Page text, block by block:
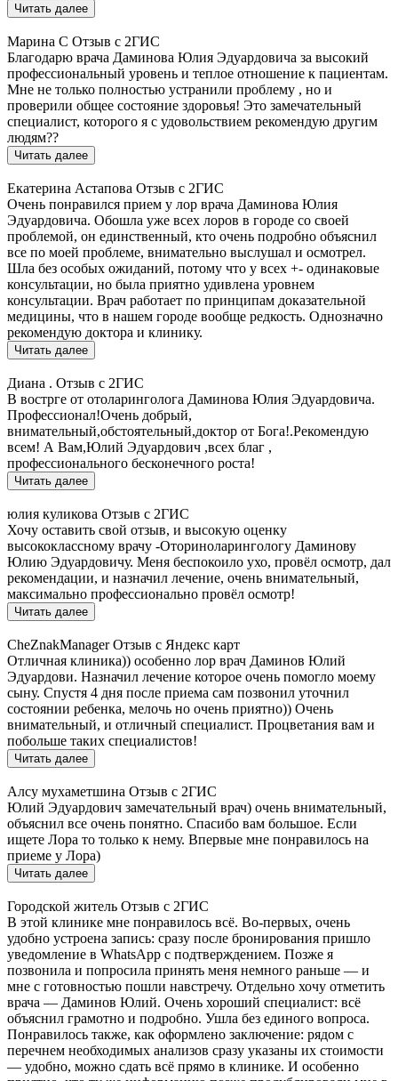
Читать далее
Марина С Отзыв с 2ГИС
Благодарю врача Даминова Юлия Эдуардовича за высокий
профессиональный уровень и теплое отношение к пациентам.
Мне не только полностью устранили проблему , но и
проверили общее состояние здоровья! Это замечательный
специалист, которого я с удовольствием рекомендую другим
людям??
Читать далее
Екатерина Астапова Отзыв с 2ГИС
Очень понравился прием у лор врача Даминова Юлия
Эдуардовича. Обошла уже всех лоров в городе со своей
проблемой, он единственный, кто очень подробно объяснил
все по моей проблеме, внимательно выслушал и осмотрел.
Шла без особых ожиданий, потому что у всех +- одинаковые
консультации, но была приятно удивлена уровнем
консультации. Врач работает по принципам доказательной
медицины, что в нашем городе вообще редкость. Однозначно
рекомендую доктора и клинику.
Читать далее
Диана . Отзыв с 2ГИС
В вострге от отоларинголога Даминова Юлия Эдуардовича.
Профессионал!Очень добрый,
внимательный,обстоятельный,доктор от Бога!.Рекомендую
всем! А Вам,Юлий Эдуардович ,всех благ ,
профессионального бесконечного роста!
Читать далее
юлия куликова Отзыв с 2ГИС
Хочу оставить свой отзыв, и высокую оценку
высококлассному врачу -Оториноларингологу Даминову
Юлию Эдуардовичу. Меня беспокоило ухо, провёл осмотр, дал
рекомендации, и назначил лечение, очень внимательный,
максимально профессионально провёл осмотр!
Читать далее
CheZnakManager Отзыв с Яндекс карт
Отличная клиника)) особенно лор врач Даминов Юлий
Эдуардови. Назначил лечение которое очень помогло моему
сыну. Спустя 4 дня после приема сам позвонил уточнил
состоянии ребенка, мелочь но очень приятно)) Очень
внимательный, и отличный специалист. Процветания вам и
побольше таких специалистов!
Читать далее
Алсу мухаметшина Отзыв с 2ГИС
Юлий Эдуардович замечательный врач) очень внимательный,
объяснил все очень понятно. Спасибо вам большое. Если
ищете Лора то только к нему. Впервые мне понравилось на
приеме у Лора)
Читать далее
Городской житель Отзыв с 2ГИС
В этой клинике мне понравилось всё. Во-первых, очень
удобно устроена запись: сразу после бронирования пришло
уведомление в WhatsApp с подтверждением. Позже я
позвонила и попросила принять меня немного раньше — и
мне с готовностью пошли навстречу. Отдельно хочу отметить
врача — Даминов Юлий. Очень хороший специалист: всё
объяснил грамотно и подробно. Ушла без единого вопроса.
Понравилось также, как оформлено заключение: рядом с
перечнем необходимых анализов сразу указаны их стоимости
— удобно, можно сдать всё прямо в клинике. И особенно